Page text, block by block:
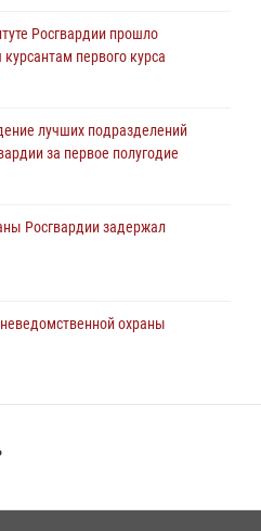
спецназа «Ермак»
десантированию
почтили память детей
Росгвардии прошло
первого курса
лучших подразделений
за первое полугодие
Росгвардии задержал
охраны
вещество через